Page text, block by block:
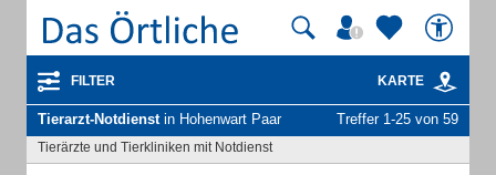
FILTER KARTE
Tierarzt-Notdienstin Hohenwart Paar Treffer 1-25 von 59
Tierärzte und Tierkliniken mit Notdienst